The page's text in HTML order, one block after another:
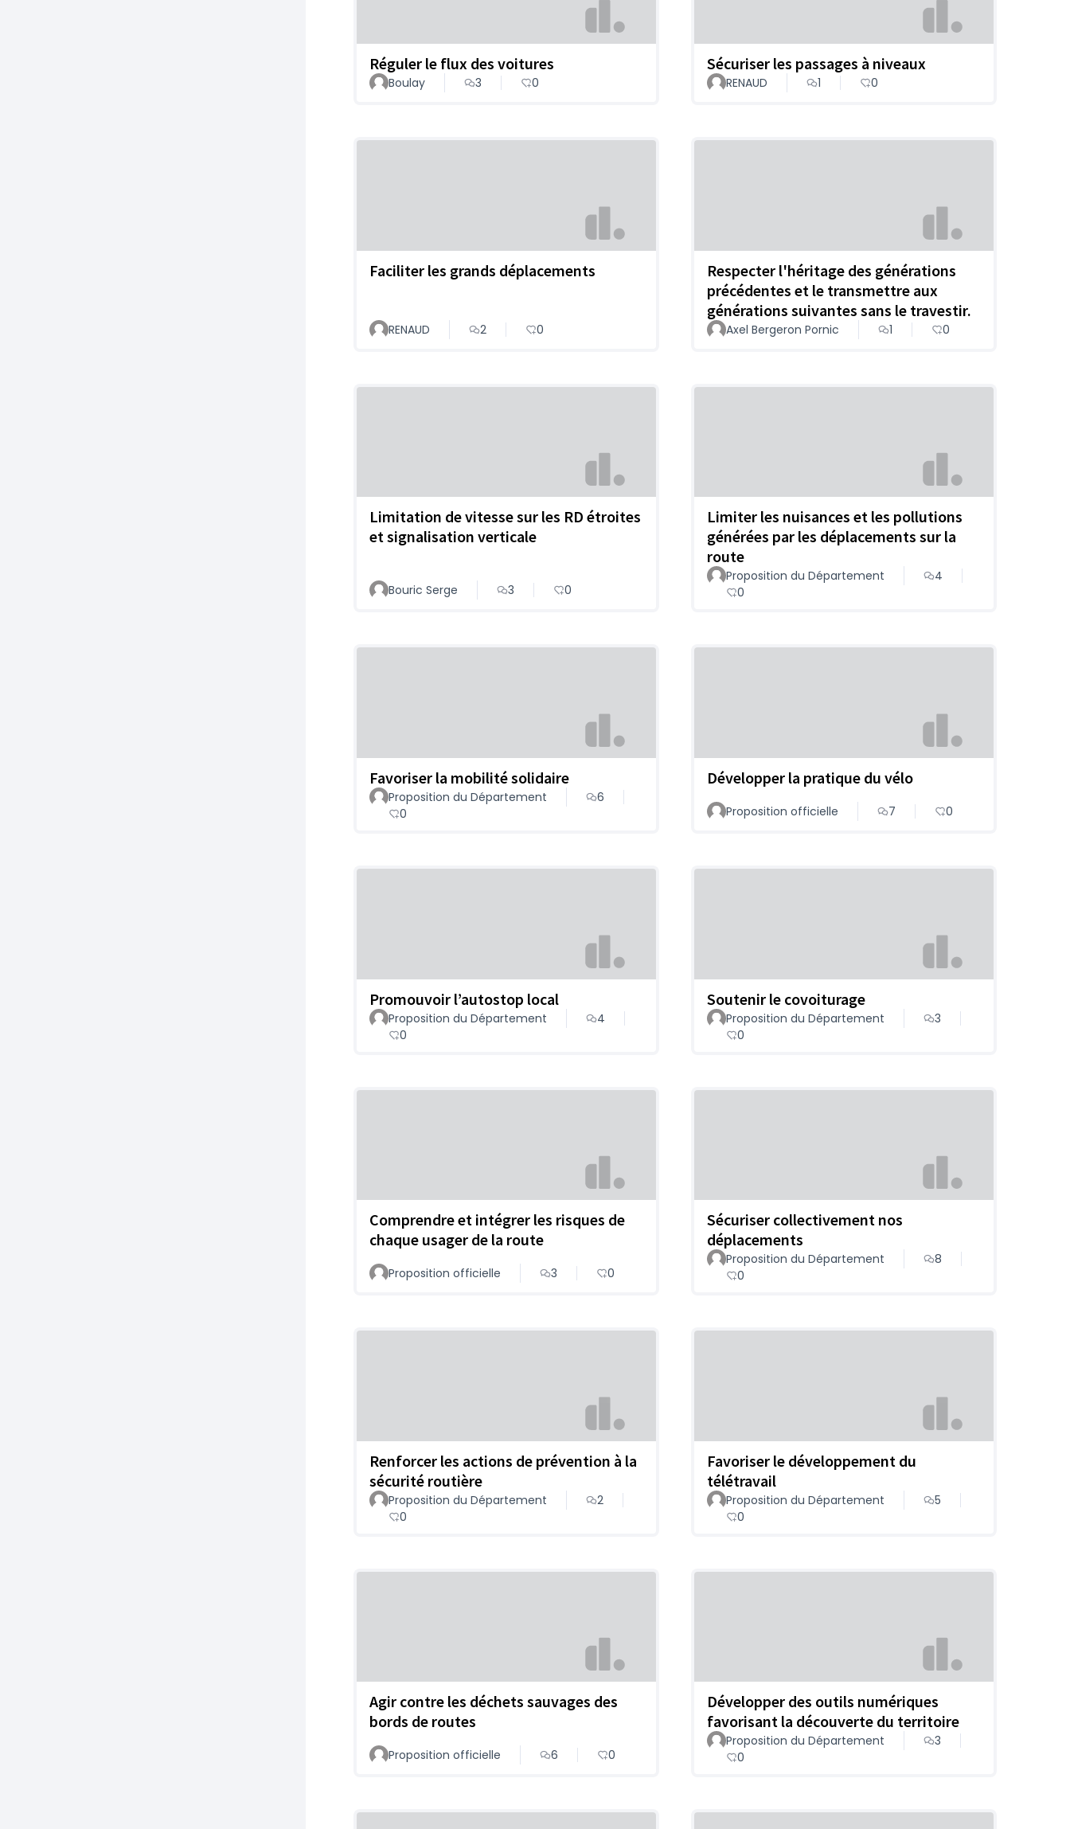
Réguler le flux des voitures
Boulay 3 0
Sécuriser les passages à niveaux
RENAUD 1 0
Faciliter les grands déplacements
RENAUD 2 0
Respecter l'héritage des générations
précédentes et le transmettre aux
générations suivantes sans le travestir.
Axel Bergeron Pornic 1 0
Limitation de vitesse sur les RD étroites
et signalisation verticale
Bouric Serge 3 0
Limiter les nuisances et les pollutions
générées par les déplacements sur la
route
Proposition du Département
4
0
Favoriser la mobilité solidaire
Proposition du Département
6
0
Développer la pratique du vélo
Proposition officielle 7 0
Promouvoir l’autostop local
Proposition du Département
4
0
Soutenir le covoiturage
Proposition du Département
3
0
Comprendre et intégrer les risques de
chaque usager de la route
Proposition officielle 3 0
Sécuriser collectivement nos
déplacements
Proposition du Département
8
0
Renforcer les actions de prévention à la
sécurité routière
Proposition du Département
2
0
Favoriser le développement du
télétravail
Proposition du Département
5
0
Agir contre les déchets sauvages des
bords de routes
Proposition officielle 6 0
Développer des outils numériques
favorisant la découverte du territoire
Proposition du Département
3
0